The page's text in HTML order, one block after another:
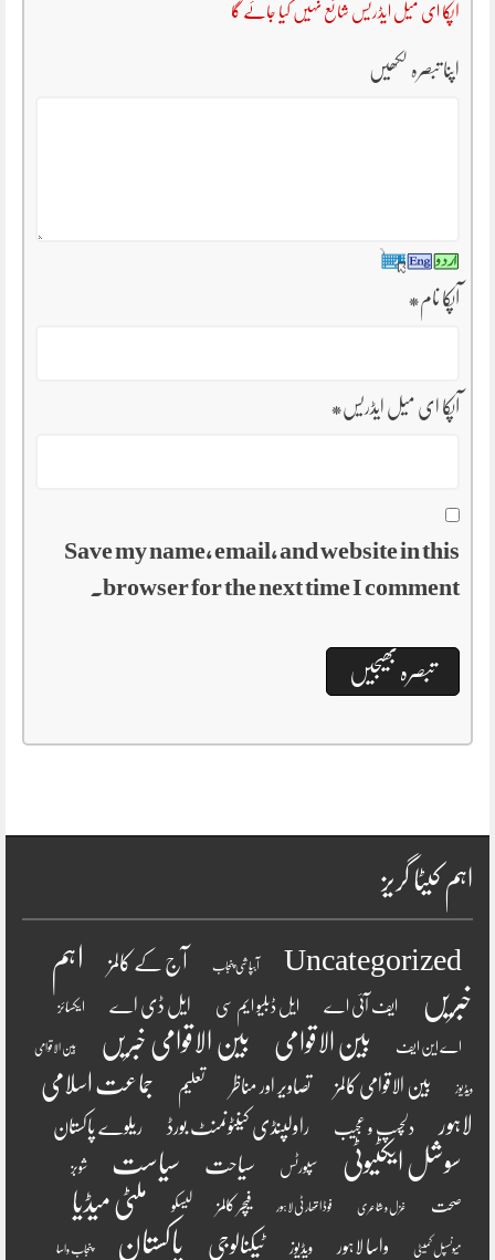
آپکا ای میل ایڈریس شائع نہیں کیا جائے گا
اپنا تبصرہ لکھیں
آپکا نام*
آپکا ای میل ایڈریس*
Save my name, email, and website in this
browser for the next time I comment.
اہم کیٹا گریز
Uncategorized آبپاشی پنجاب آج کے کالمز
اہم
خبریں
ایف آئی اے ایل ڈبلیو ایم سی ایل ڈی اے ایکسائز
اے این ایف بین الاقوامی بین الاقوامی خبریں بین الاقوامی
ویڈیوز بین الاقوامی کالمز تصاویر اور مناظر تعلیم
جماعت اسلامی
لاہور
دلچسپ و عجیب راولپنڈی کینٹونمنٹ بورڈ ریلوے پاکستان
سوشل ایکٹیوٹی سپورٹس سیاحت سیاست شوبز
صحت غزل و شاعری فوڈ اتھارٹی لاہور فیچر کالمز لیسکو ملٹی میڈیا
میونسپل کمیٹی واسا لاہور ویڈیوز ٹیکنالوجی پاکستان پنجاب واسا